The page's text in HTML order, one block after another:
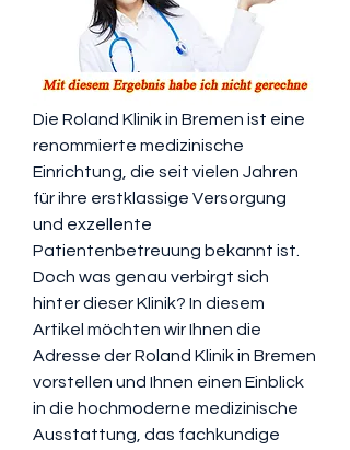
Die Roland Klinik in Bremen ist eine
renommierte medizinische
Einrichtung, die seit vielen Jahren
für ihre erstklassige Versorgung
und exzellente
Patientenbetreuung bekannt ist.
Doch was genau verbirgt sich
hinter dieser Klinik? In diesem
Artikel möchten wir Ihnen die
Adresse der Roland Klinik in Bremen
vorstellen und Ihnen einen Einblick
in die hochmoderne medizinische
Ausstattung, das fachkundige